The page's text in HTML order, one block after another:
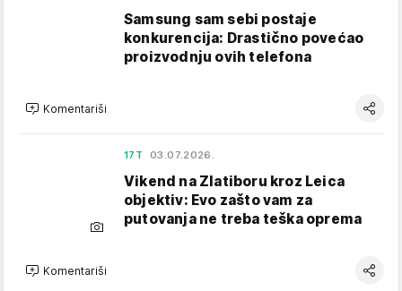
Samsung sam sebi postaje
konkurencija: Drastično povećao
proizvodnju ovih telefona
Komentariši
17T 03.07.2026.
Vikend na Zlatiboru kroz Leica
objektiv: Evo zašto vam za
putovanja ne treba teška oprema
Komentariši